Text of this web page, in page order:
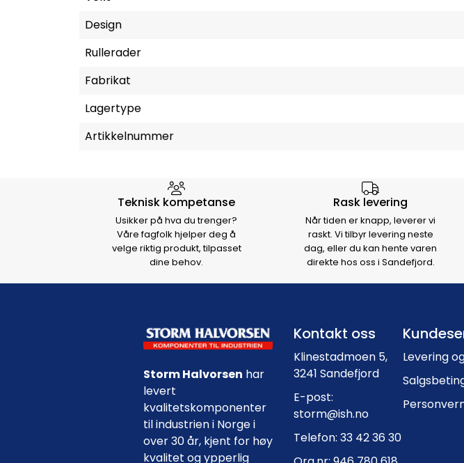
Design
Rullerader
Fabrikat
Lagertype
Artikkelnummer
Hvorfor velge Storm Halvorsen
Teknisk kompetanse
Usikker på hva du trenger?
Våre fagfolk hjelper deg å
velge riktig produkt, tilpasset
dine behov.
Rask levering
Når tiden er knapp, leverer vi
raskt. Vi tilbyr levering neste
dag, eller du kan hente varen
direkte hos oss i Sandefjord.
Storm Halvorsen har
levert
kvalitetskomponenter
til industrien i Norge i
over 30 år, kjent for høy
kvalitet og ypperlig
Kontakt oss
Klinestadmoen 5,
3241 Sandefjord
E-post:
storm@ish.no
Telefon: 33 42 36 30
Levering